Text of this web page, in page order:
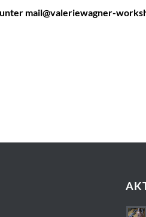
mail@valeriewagner-